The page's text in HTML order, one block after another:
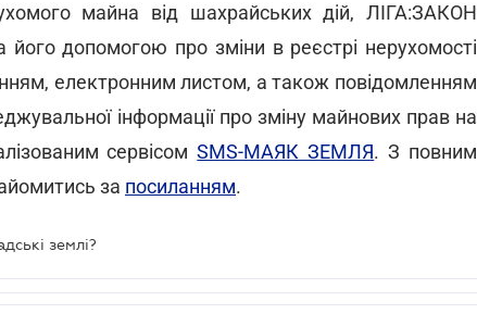
майна від шахрайських дій, ЛІГА:ЗАКОН
його допомогою про зміни в реєстрі нерухомості
електронним листом, а також повідомленням
інформації про зміну майнових прав на
сервісомSMS-МАЯК ЗЕМЛЯ. З повним
за посиланням.
землі?